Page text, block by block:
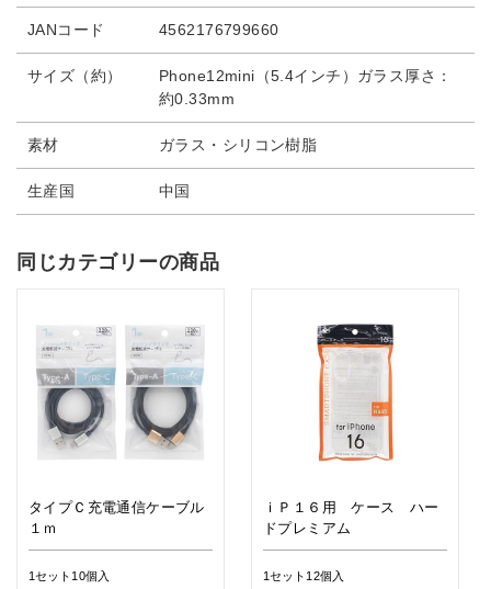
JANコード 4562176799660
サイズ（約）
Phone12mini（5.4インチ）ガラス厚さ：
約0.33mm
素材 ガラス・シリコン樹脂
生産国 中国
同じカテゴリーの商品
タイプＣ充電通信ケーブル
１ｍ
1セット10個入
ｉＰ１６用 ケース ハー
ドプレミアム
1セット12個入